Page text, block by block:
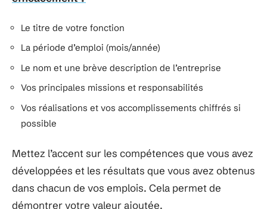
Le titre de votre fonction
La période d’emploi (mois/année)
Le nom et une brève description de l’entreprise
Vos principales missions et responsabilités
Vos réalisations et vos accomplissements chiffrés si
possible
Mettez l’accent sur les compétences que vous avez
développées et les résultats que vous avez obtenus
dans chacun de vos emplois. Cela permet de
démontrer votre valeur ajoutée.